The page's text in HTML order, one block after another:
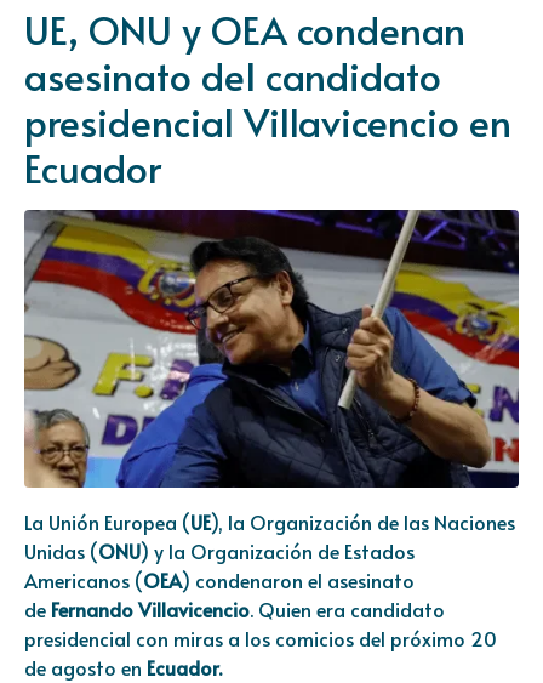
UE, ONU y OEA condenan
asesinato del candidato
presidencial Villavicencio en
Ecuador
La Unión Europea (UE), la Organización de las Naciones
Unidas (ONU) y la Organización de Estados
Americanos (OEA) condenaron el asesinato
de Fernando Villavicencio. Quien era candidato
presidencial con miras a los comicios del próximo 20
de agosto en Ecuador.